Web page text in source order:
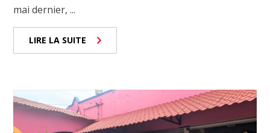
mai dernier, ...
LIRE LA SUITE